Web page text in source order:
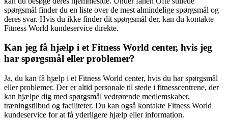
spørgsmål finder du en liste over de mest almindelige spørgsmål og
deres svar. Hvis du ikke finder dit spørgsmål der, kan du kontakte
Fitness World kundeservice direkte.
Kan jeg få hjælp i et Fitness World center, hvis jeg
har spørgsmål eller problemer?
Ja, du kan få hjælp i et Fitness World center, hvis du har spørgsmål
eller problemer. Der er altid personale til stede i fitnesscentrene, der
kan hjælpe dig med spørgsmål vedrørende medlemskaber,
træningstilbud og faciliteter. Du kan også kontakte Fitness World
kundeservice for at få yderligere hjælp eller information.